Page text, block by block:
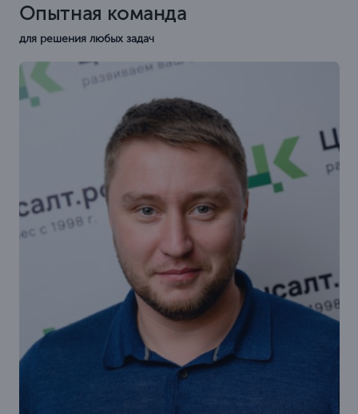
Опытная команда
для решения любых задач